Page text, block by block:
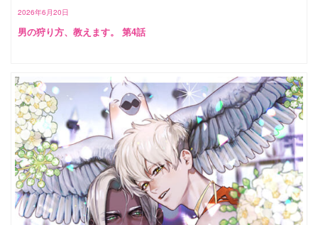
2026年6月20日
男の狩り方、教えます。 第4話